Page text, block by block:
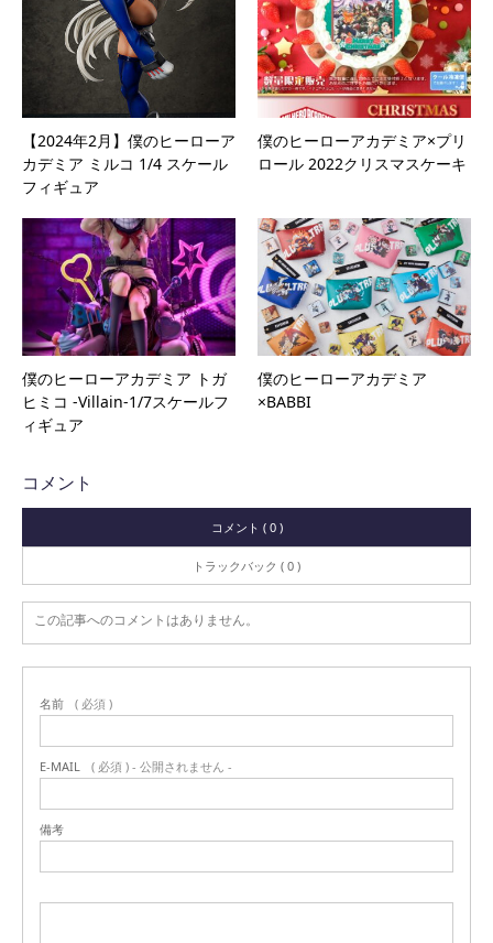
【2024年2月】僕のヒーローア
カデミア ミルコ 1/4 スケール
フィギュア
僕のヒーローアカデミア×プリ
ロール 2022クリスマスケーキ
僕のヒーローアカデミア トガ
ヒミコ -Villain-1/7スケールフ
ィギュア
僕のヒーローアカデミア
×BABBI
コメント
コメント ( 0 )
トラックバック ( 0 )
この記事へのコメントはありません。
名前 ( 必須 )
E-MAIL ( 必須 ) - 公開されません -
備考